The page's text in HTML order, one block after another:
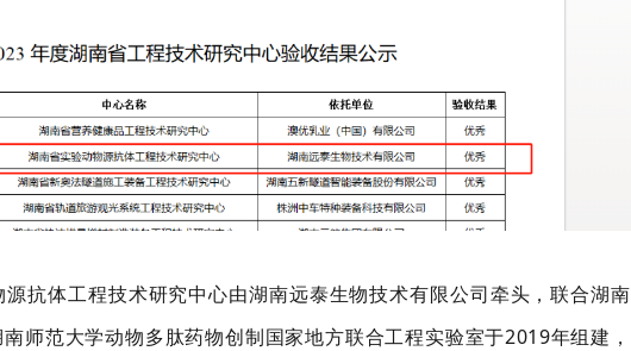
抗体工程技术研究中心由湖南远泰生物技术有限公司牵头，联合湖南
师范大学动物多肽药物创制国家地方联合工程实验室于2019年组建，